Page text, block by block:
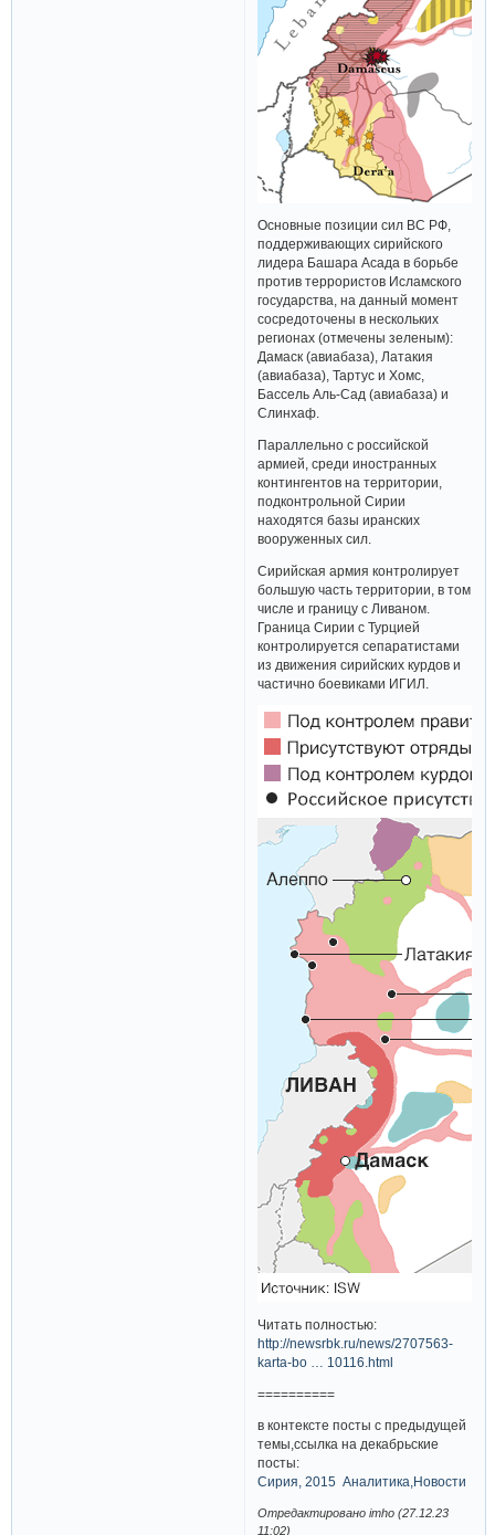
Основные позиции сил ВС РФ,
поддерживающих сирийского
лидера Башара Асада в борьбе
против террористов Исламского
государства, на данный момент
сосредоточены в нескольких
регионах (отмечены зеленым):
Дамаск (авиабаза), Латакия
(авиабаза), Тартус и Хомс,
Бассель Аль-Сад (авиабаза) и
Слинхаф.
Параллельно с российской
армией, среди иностранных
контингентов на территории,
подконтрольной Сирии
находятся базы иранских
вооруженных сил.
Сирийская армия контролирует
большую часть территории, в том
числе и границу с Ливаном.
Граница Сирии с Турцией
контролируется сепаратистами
из движения сирийских курдов и
частично боевиками ИГИЛ.
Читать полностью:
http://newsrbk.ru/news/2707563-
karta-bo … 10116.html
==========
в контексте посты с предыдущей
темы,ссылка на декабрьские
посты:
Сирия, 2015 Аналитика,Новости
Отредактировано imho (27.12.23
11:02)